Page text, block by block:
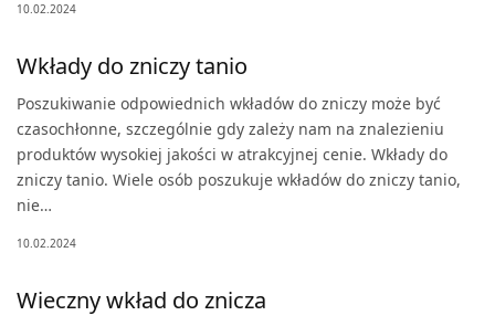
10.02.2024
Wkłady do zniczy tanio
Poszukiwanie odpowiednich wkładów do zniczy może być
czasochłonne, szczególnie gdy zależy nam na znalezieniu
produktów wysokiej jakości w atrakcyjnej cenie. Wkłady do
zniczy tanio. Wiele osób poszukuje wkładów do zniczy tanio,
nie…
10.02.2024
Wieczny wkład do znicza